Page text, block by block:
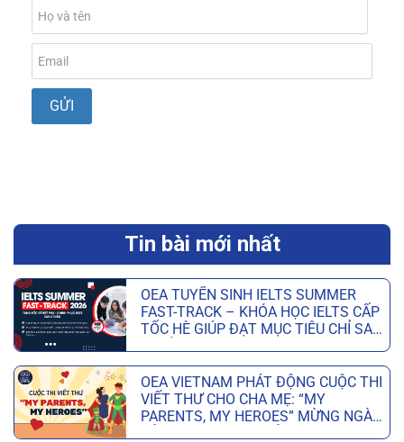
Tin bài mới nhất
OEA TUYỂN SINH IELTS SUMMER
FAST-TRACK – KHÓA HỌC IELTS CẤP
TỐC HÈ GIÚP ĐẠT MỤC TIÊU CHỈ SAU
OEA VIETNAM PHÁT ĐỘNG CUỘC THI
VIẾT THƯ CHO CHA MẸ: “MY
PARENTS, MY HEROES” MỪNG NGÀY